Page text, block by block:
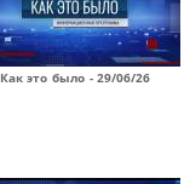
Как это было - 29/06/26